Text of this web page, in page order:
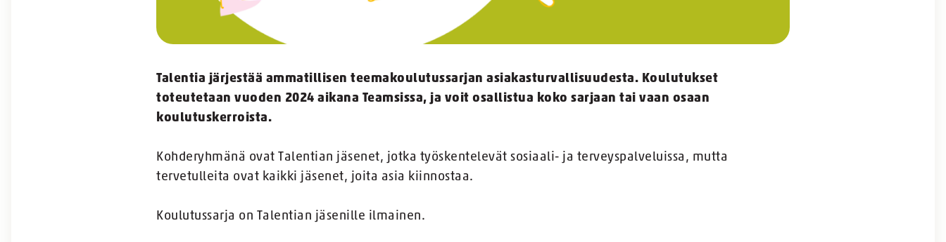
Talentia järjestää ammatillisen teemakoulutussarjan asiakasturvallisuudesta. Koulutukset
toteutetaan vuoden 2024 aikana Teamsissa, ja voit osallistua koko sarjaan tai vaan osaan
koulutuskerroista.
Kohderyhmänä ovat Talentian jäsenet, jotka työskentelevät sosiaali- ja terveyspalveluissa, mutta
tervetulleita ovat kaikki jäsenet, joita asia kiinnostaa.
Koulutussarja on Talentian jäsenille ilmainen.